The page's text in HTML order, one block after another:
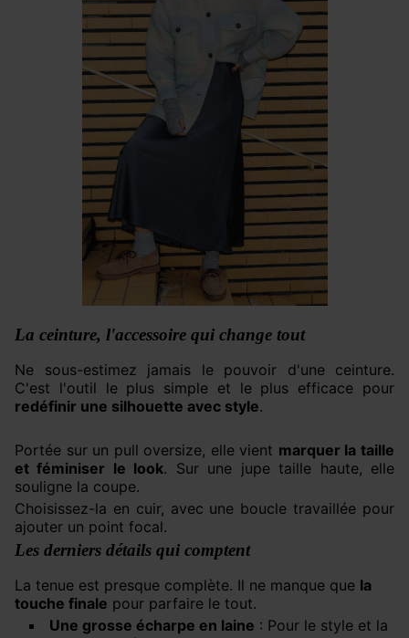
La ceinture, l'accessoire qui change tout
Ne sous-estimez jamais le pouvoir d'une ceinture.
C'est l'outil le plus simple et le plus efficace pour
redéfinir une silhouette avec style.
Portée sur un pull oversize, elle vient marquer la taille
et féminiser le look. Sur une jupe taille haute, elle
souligne la coupe.
Choisissez-la en cuir, avec une boucle travaillée pour
ajouter un point focal.
Les derniers détails qui comptent
La tenue est presque complète. Il ne manque que la
touche finale pour parfaire le tout.
Une grosse écharpe en laine : Pour le style et la